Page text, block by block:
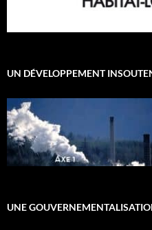
UN DÉVELOPPEMENT
UNE